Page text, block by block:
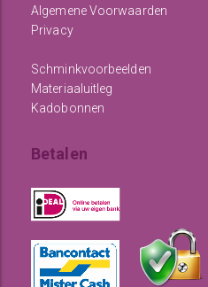
Algemene Voorwaarden
Privacy
Schminkvoorbeelden
Materiaaluitleg
Kadobonnen
Betalen